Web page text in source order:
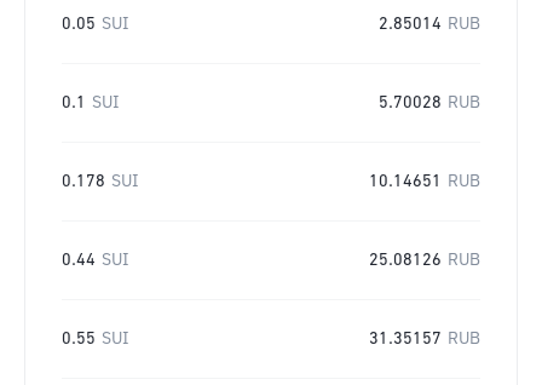
0.05 SUI 2.85014 RUB
0.1 SUI 5.70028 RUB
0.178 SUI 10.14651 RUB
0.44 SUI 25.08126 RUB
0.55 SUI 31.35157 RUB